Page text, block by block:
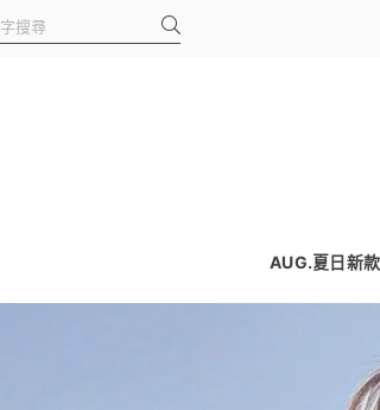
AUG.夏日新款